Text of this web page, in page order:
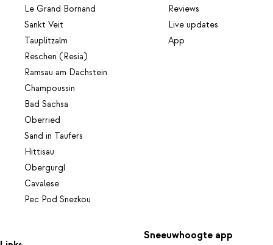
Le Grand Bornand
Sankt Veit
Tauplitzalm
Reschen (Resia)
Ramsau am Dachstein
Champoussin
Bad Sachsa
Oberried
Sand in Taufers
Hittisau
Obergurgl
Cavalese
Pec Pod Snezkou
Reviews
Live updates
App
Sneeuwhoogte app